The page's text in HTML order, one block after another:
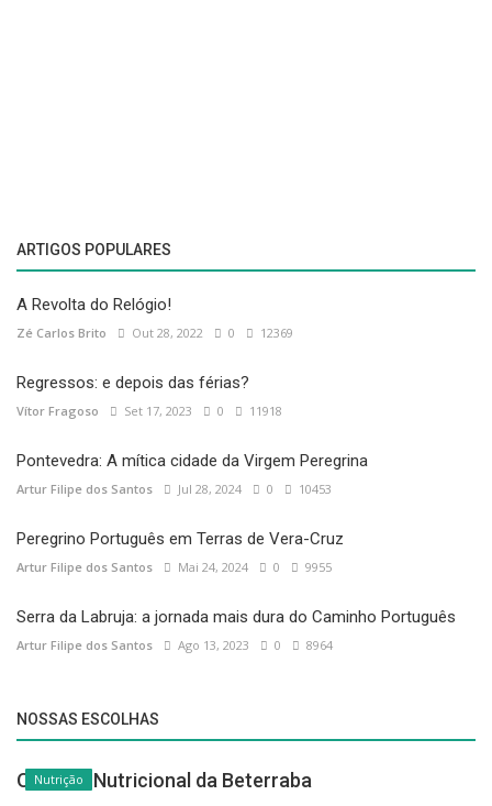
ARTIGOS POPULARES
A Revolta do Relógio!
Zé Carlos Brito Out 28, 2022 0 12369
Regressos: e depois das férias?
Vítor Fragoso Set 17, 2023 0 11918
Pontevedra: A mítica cidade da Virgem Peregrina
Artur Filipe dos Santos Jul 28, 2024 0 10453
Peregrino Português em Terras de Vera-Cruz
Artur Filipe dos Santos Mai 24, 2024 0 9955
Serra da Labruja: a jornada mais dura do Caminho Português
Artur Filipe dos Santos Ago 13, 2023 0 8964
NOSSAS ESCOLHAS
Nutrição
O Poder Nutricional da Beterraba